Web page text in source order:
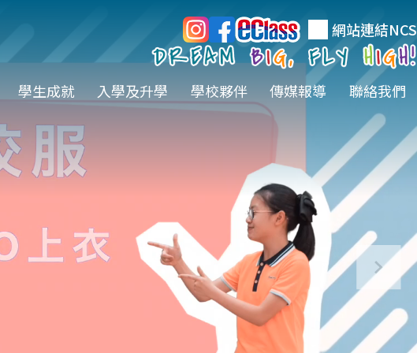
網站連結NCS
學生成就 入學及升學 學校夥伴 傳媒報導 聯絡我們